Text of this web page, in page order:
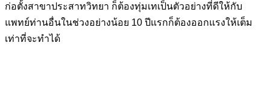
ก่อตั้งสาขาประสาทวิทยา ก็ต้องทุ่มเทเป็นตัวอย่างที่ดีให้กับ
แพทย์ท่านอื่นในช่วงอย่างน้อย 10 ปีแรกก็ต้องออกแรงให้เต็ม
เท่าที่จะทำได้